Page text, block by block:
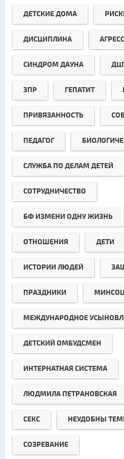
ДЕТСКИЕ ДОМА
ДИСЦИПЛИНА
СИНДРОМ ДАУНА
ЗПР ГЕПАТИТ
ПРИВЯЗАННОСТЬ
ПЕДАГОГ
СЛУЖБА ПО ДЕЛАМ ДЕТЕЙ
СОТРУДНИЧЕСТВО
БФ ИЗМЕНИ ОДНУ ЖИЗНЬ
ОТНОШЕНИЯ ДЕТИ
ИСТОРИИ ЛЮДЕЙ
ПРАЗДНИКИ
МЕЖДУНАРОДНОЕ
ДЕТСКИЙ ОМБУДСМЕН
ИНТЕРНАТНАЯ СИСТЕМА
ЛЮДМИЛА ПЕТРАНОВСКАЯ
СЕКС НЕУДОБНЫ
СОЗРЕВАНИЕ